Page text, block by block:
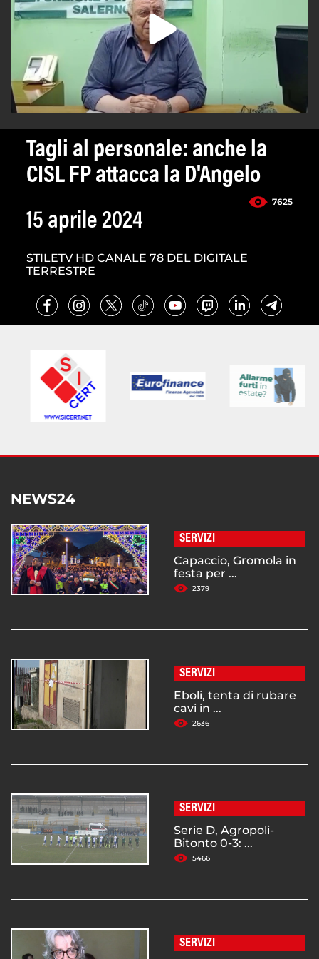
Tagli al personale: anche la
CISL FP attacca la D'Angelo
7625
15 aprile 2024
STILETV HD CANALE 78 DEL DIGITALE
TERRESTRE
NEWS24
SERVIZI
Capaccio, Gromola in
festa per ...
2379
SERVIZI
Eboli, tenta di rubare
cavi in ...
2636
SERVIZI
Serie D, Agropoli-
Bitonto 0-3: ...
5466
SERVIZI